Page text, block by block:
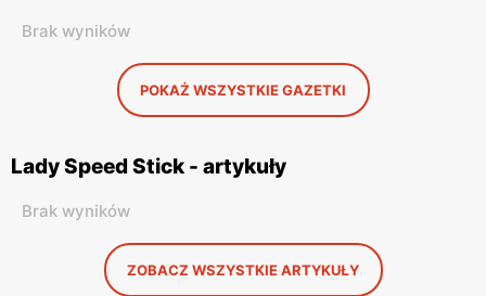
Brak wyników
POKAŻ WSZYSTKIE GAZETKI
Lady Speed Stick - artykuły
Brak wyników
ZOBACZ WSZYSTKIE ARTYKUŁY